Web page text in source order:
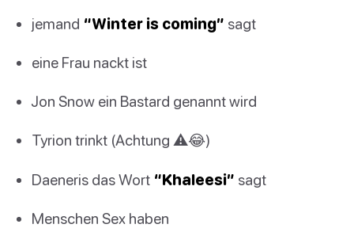
jemand “Winter is coming” sagt
eine Frau nackt ist
Jon Snow ein Bastard genannt wird
Tyrion trinkt (Achtung ⚠️😂)
Daeneris das Wort “Khaleesi” sagt
Menschen Sex haben